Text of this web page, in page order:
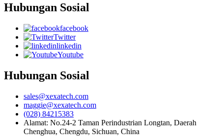
Hubungan Sosial
facebook
Twitter
linkedin
Youtube
Hubungan Sosial
sales@xexatech.com
maggie@xexatech.com
(028) 84215383
Alamat: No.24-2 Taman Perindustrian Longtan, Daerah
Chenghua, Chengdu, Sichuan, China